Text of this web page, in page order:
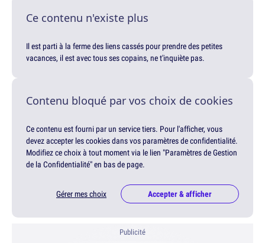
Ce contenu n'existe plus
Il est parti à la ferme des liens cassés pour prendre des petites
vacances, il est avec tous ses copains, ne t'inquiète pas.
Contenu bloqué par vos choix de cookies
Ce contenu est fourni par un service tiers. Pour l'afficher, vous
devez accepter les cookies dans vos paramètres de confidentialité.
Modifiez ce choix à tout moment via le lien "Paramètres de Gestion
de la Confidentialité" en bas de page.
Gérer mes choix Accepter & afficher
Publicité